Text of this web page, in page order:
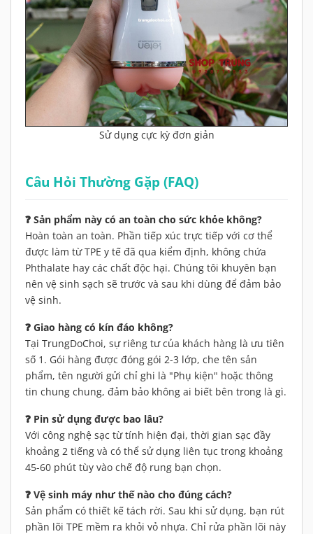
Sử dụng cực kỳ đơn giản
Câu Hỏi Thường Gặp (FAQ)
❓ Sản phẩm này có an toàn cho sức khỏe không?
Hoàn toàn an toàn. Phần tiếp xúc trực tiếp với cơ thể
được làm từ TPE y tế đã qua kiểm định, không chứa
Phthalate hay các chất độc hại. Chúng tôi khuyên bạn
nên vệ sinh sạch sẽ trước và sau khi dùng để đảm bảo
vệ sinh.
❓ Giao hàng có kín đáo không?
Tại TrungDoChoi, sự riêng tư của khách hàng là ưu tiên
số 1. Gói hàng được đóng gói 2-3 lớp, che tên sản
phẩm, tên người gửi chỉ ghi là "Phụ kiện" hoặc thông
tin chung chung, đảm bảo không ai biết bên trong là gì.
❓ Pin sử dụng được bao lâu?
Với công nghệ sạc từ tính hiện đại, thời gian sạc đầy
khoảng 2 tiếng và có thể sử dụng liên tục trong khoảng
45-60 phút tùy vào chế độ rung bạn chọn.
❓ Vệ sinh máy như thế nào cho đúng cách?
Sản phẩm có thiết kế tách rời. Sau khi sử dụng, bạn rút
phần lõi TPE mềm ra khỏi vỏ nhựa. Chỉ rửa phần lõi này